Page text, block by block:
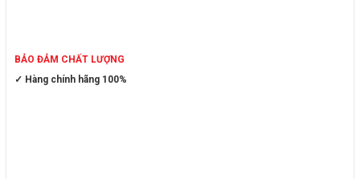
BẢO ĐẢM CHẤT LƯỢNG
✓ Hàng chính hãng 100%